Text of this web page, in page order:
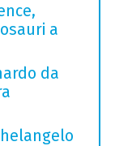
a
da